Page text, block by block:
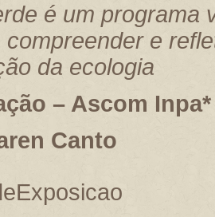
é um programa
compreender e
da ecologia
– Ascom Inpa*
Canto